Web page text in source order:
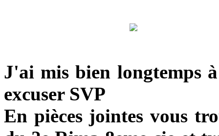
J'ai mis bien longtemps
excuser SVP
En pièces jointes vous